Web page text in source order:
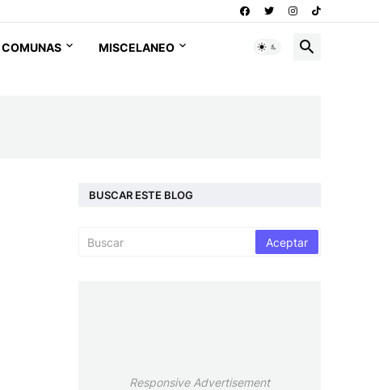
COMUNAS MISCELANEO
BUSCAR ESTE BLOG
Responsive Advertisement